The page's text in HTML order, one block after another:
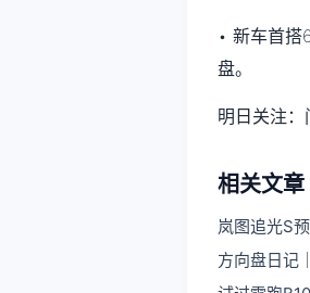
• 新车首搭
盘。
明日关注：
相关文章
岚图追光S
方向盘日记